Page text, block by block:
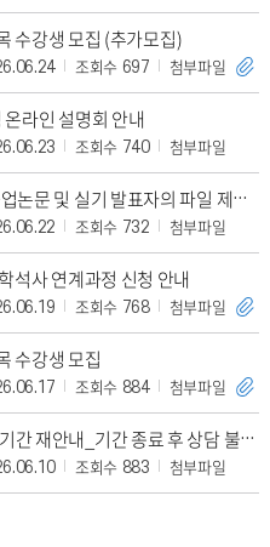
수강생 모집 (추가모집)
조회수 697 첨부파일
라인 설명회 안내
조회수 740 첨부파일
[졸업] 26년 8월 졸업대상자 중 졸업논문 및 실기 발표자의 파일 제출처 정정 안내
조회수 732 첨부파일
석사 연계과정 신청 안내
조회수 768 첨부파일
수강생 모집
조회수 884 첨부파일
[상담]2026-1학기 담임교수 상담기간 재안내_기간 종료 후 상담 불가,6/15까지
조회수 883 첨부파일